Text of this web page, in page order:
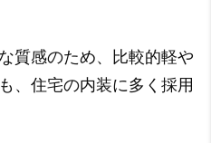
質感のため、比較的軽や
、住宅の内装に多く採用